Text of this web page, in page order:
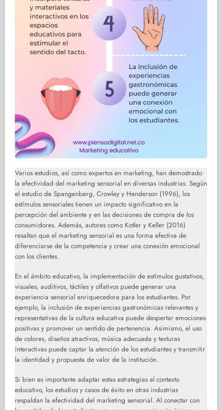
Varios estudios, así como expertos en marketing, han demostrado
la efectividad del marketing sensorial en diversas industrias. Según
el estudio de Spangenberg, Crowley y Henderson (1996), los
estímulos sensoriales tienen un impacto significativo en la
percepción del ambiente y en las decisiones de compra de los
consumidores. Además, autores como Kotler y Keller (2016)
resaltan que el marketing sensorial es una forma efectiva de
diferenciarse de la competencia y crear una conexión emocional
con los clientes.
En el ámbito educativo, la implementación de estímulos gustativos,
visuales, auditivos, táctiles y olfativos puede generar una
experiencia sensorial enriquecedora para los estudiantes. Por
ejemplo, la inclusión de experiencias gastronómicas relevantes y
representativas de la cultura educativa puede despertar emociones
positivas y promover un sentido de pertenencia. Asimismo, el uso
de colores, diseños atractivos, música adecuada y texturas
interactivas puede captar la atención de los estudiantes y transmitir
la identidad y propuesta de valor de la institución.
Si bien es importante adaptar estas estrategias al contexto
educativo, los estudios y casos de éxito en otras industrias
respaldan la efectividad del marketing sensorial. Al conectar con